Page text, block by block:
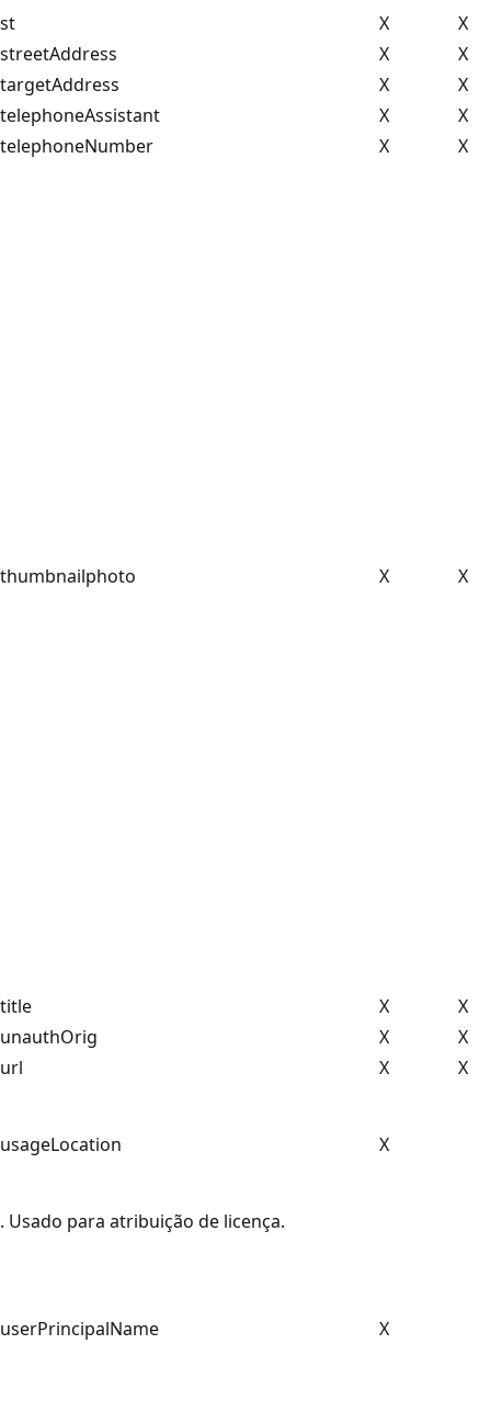
st X
X
streetAddress
X
X
targetAddress
X
X
telephoneAssistant
X
X
telephoneNumber
X X
thumbnailphoto X X
title X
X
unauthOrig
X
X
url
X X
usageLocation X
. Usado para atribuição de licença.
userPrincipalName X